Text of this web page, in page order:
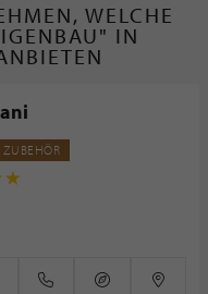
WELCHE
IN